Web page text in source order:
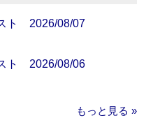
ト 2026/08/07
ト 2026/08/06
もっと見る »